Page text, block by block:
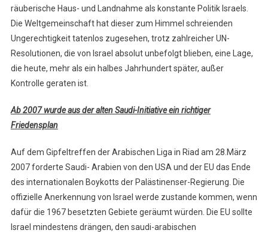
räuberische Haus- und Landnahme als konstante Politik Israels.
Die Weltgemeinschaft hat dieser zum Himmel schreienden
Ungerechtigkeit tatenlos zugesehen, trotz zahlreicher UN-
Resolutionen, die von Israel absolut unbefolgt blieben, eine Lage,
die heute, mehr als ein halbes Jahrhundert später, außer
Kontrolle geraten ist.
Ab 2007 wurde aus der alten Saudi-Initiative ein richtiger
Friedensplan
Auf dem Gipfeltreffen der Arabischen Liga in Riad am 28.März
2007 forderte Saudi- Arabien von den USA und der EU das Ende
des internationalen Boykotts der Palästinenser-Regierung. Die
offizielle Anerkennung von Israel werde zustande kommen, wenn
dafür die 1967 besetzten Gebiete geräumt würden. Die EU sollte
Israel mindestens drängen, den saudi-arabischen